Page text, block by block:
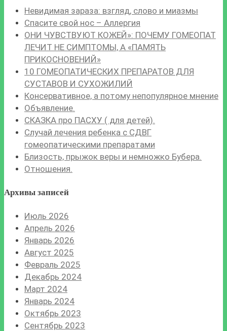
Невидимая зараза: взгляд, слово и миазмы
Спасите свой нос – Аллергия
ОНИ ЧУВСТВУЮТ КОЖЕЙ»: ПОЧЕМУ ГОМЕОПАТ
ЛЕЧИТ НЕ СИМПТОМЫ, А «ПАМЯТЬ
ПРИКОСНОВЕНИЙ»
10 ГОМЕОПАТИЧЕСКИХ ПРЕПАРАТОВ ДЛЯ
СУСТАВОВ И СУХОЖИЛИЙ
Консервативное, а потому непопулярное мнение
Объявление.
СКАЗКА про ПАСХУ ( для детей).
Случай лечения ребенка с СДВГ
гомеопатическими препаратами
Близость, прыжок веры и немножко Бубера.
Отношения.
Архивы записей
Июль 2026
Апрель 2026
Январь 2026
Август 2025
Февраль 2025
Декабрь 2024
Март 2024
Январь 2024
Октябрь 2023
Сентябрь 2023